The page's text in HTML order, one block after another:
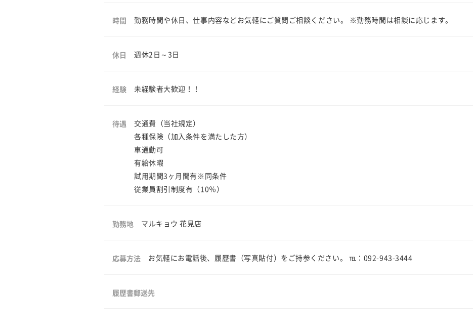
時間 勤務時間や休日、仕事内容などお気軽にご質問ご相談ください。 ※勤務時間は相談に応じます。
休日 週休2日～3日
経験 未経験者大歓迎！！
待遇
交通費（当社規定）
各種保険（加入条件を満たした方）
車通勤可
有給休暇
試用期間3ヶ月間有※同条件
従業員割引制度有（10％）
勤務地 マルキョウ 花見店
応募方法 お気軽にお電話後、履歴書（写真貼付）をご持参ください。 ℡：092-943-3444
履歴書郵送先